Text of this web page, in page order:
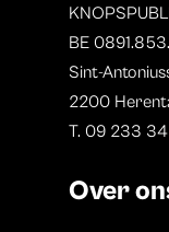
BE
Sint-
2200
T. 09 233
Over